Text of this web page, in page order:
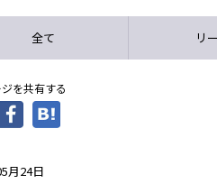
全て リ
を共有する
月24日